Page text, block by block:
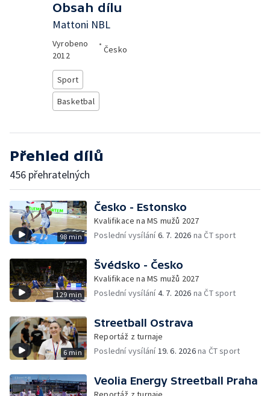
Obsah dílu
Mattoni NBL
Vyrobeno
2012
•
Česko
Sport
Basketbal
Přehled dílů
456 přehratelných
98 min
Česko - Estonsko
Kvalifikace na MS mužů 2027
Poslední vysílání6. 7. 2026 na ČT sport
129 min
Švédsko - Česko
Kvalifikace na MS mužů 2027
Poslední vysílání4. 7. 2026 na ČT sport
6 min
Streetball Ostrava
Reportáž z turnaje
Poslední vysílání19. 6. 2026na ČT sport
Veolia Energy Streetball Praha